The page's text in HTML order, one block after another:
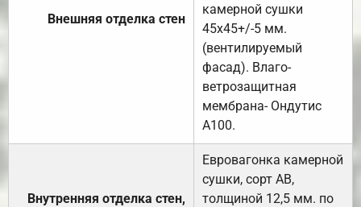
Внешняя отделка стен
камерной сушки
45х45+/-5 мм.
(вентилируемый
фасад). Влаго-
ветрозащитная
мембрана- Ондутис
А100.
Внутренняя отделка стен,
Евровагонка камерной
сушки, сорт АВ,
толщиной 12,5 мм. по